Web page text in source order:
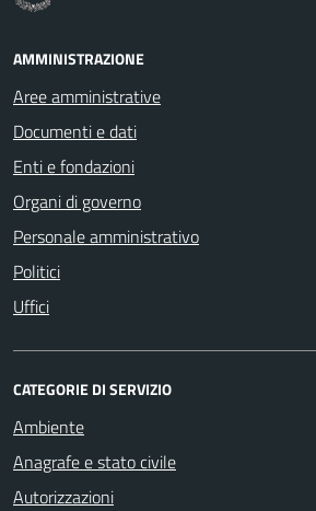
AMMINISTRAZIONE
Aree amministrative
Documenti e dati
Enti e fondazioni
Organi di governo
Personale amministrativo
Politici
Uffici
CATEGORIE DI SERVIZIO
Ambiente
Anagrafe e stato civile
Autorizzazioni